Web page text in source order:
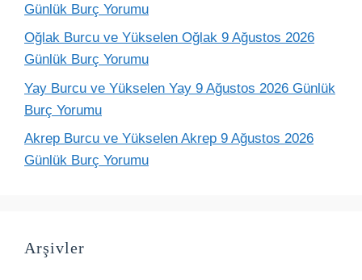
Günlük Burç Yorumu
Oğlak Burcu ve Yükselen Oğlak 9 Ağustos 2026
Günlük Burç Yorumu
Yay Burcu ve Yükselen Yay 9 Ağustos 2026 Günlük
Burç Yorumu
Akrep Burcu ve Yükselen Akrep 9 Ağustos 2026
Günlük Burç Yorumu
Arşivler